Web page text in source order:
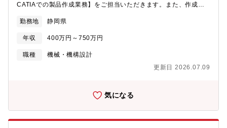
ぐに捉え、ユニークで実行力のある発想をもとに、実行できる人
CATIAでの製品作成業務】をご担当いただきます。また、作成し
※ご経験により、他案件に配属となる場合もございます。【活躍
されている方のイメージ】■キャリアアップしていきたい方！■自
身のスキルを様々な現場でさらに磨いていきたい方！
勤務地 静岡県
年収 400万円～750万円
職種
機械・機構設計
更新日 2026.07.09
気になる